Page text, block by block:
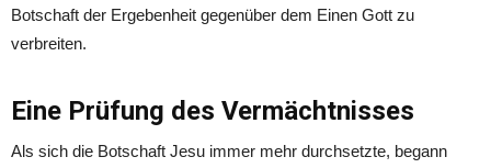
Botschaft der Ergebenheit gegenüber dem Einen Gott zu
verbreiten.
Eine Prüfung des Vermächtnisses
Als sich die Botschaft Jesu immer mehr durchsetzte, begann